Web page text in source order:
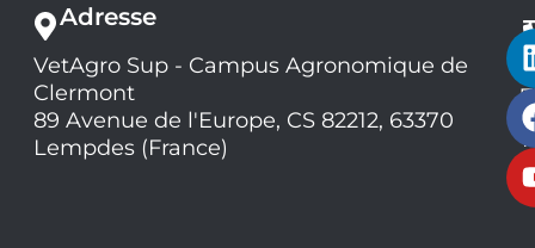
Adresse
VetAgro Sup - Campus Agronomique de
Clermont
89 Avenue de l'Europe, CS 82212, 63370
Lempdes (France)